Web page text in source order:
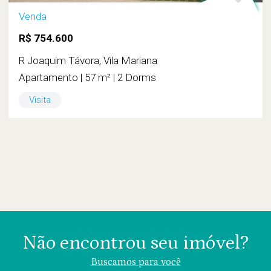
Venda
R$ 754.600
R Joaquim Távora, Vila Mariana
Apartamento | 57 m² | 2 Dorms
Visita
Não encontrou seu imóvel?
Buscamos para você